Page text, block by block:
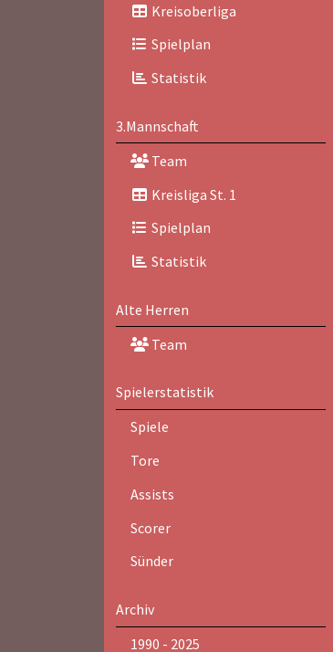
Kreisoberliga
Spielplan
Statistik
3.Mannschaft
Team
Kreisliga St. 1
Spielplan
Statistik
Alte Herren
Team
Spielerstatistik
Spiele
Tore
Assists
Scorer
Sünder
Archiv
1990 - 2025